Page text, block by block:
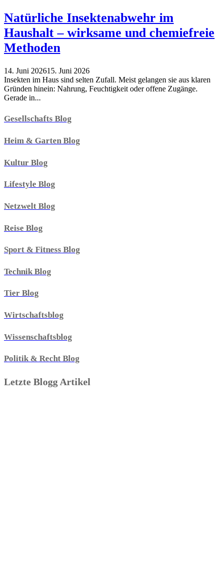
Natürliche Insektenabwehr im
Haushalt – wirksame und chemiefreie
Methoden
14. Juni 202615. Juni 2026
Insekten im Haus sind selten Zufall. Meist gelangen sie aus klaren
Gründen hinein: Nahrung, Feuchtigkeit oder offene Zugänge.
Gerade in...
Gesellschafts Blog
Heim & Garten Blog
Kultur Blog
Lifestyle Blog
Netzwelt Blog
Reise Blog
Sport & Fitness Blog
Technik Blog
Tier Blog
Wirtschaftsblog
Wissenschaftsblog
Politik & Recht Blog
Letzte Blogg Artikel